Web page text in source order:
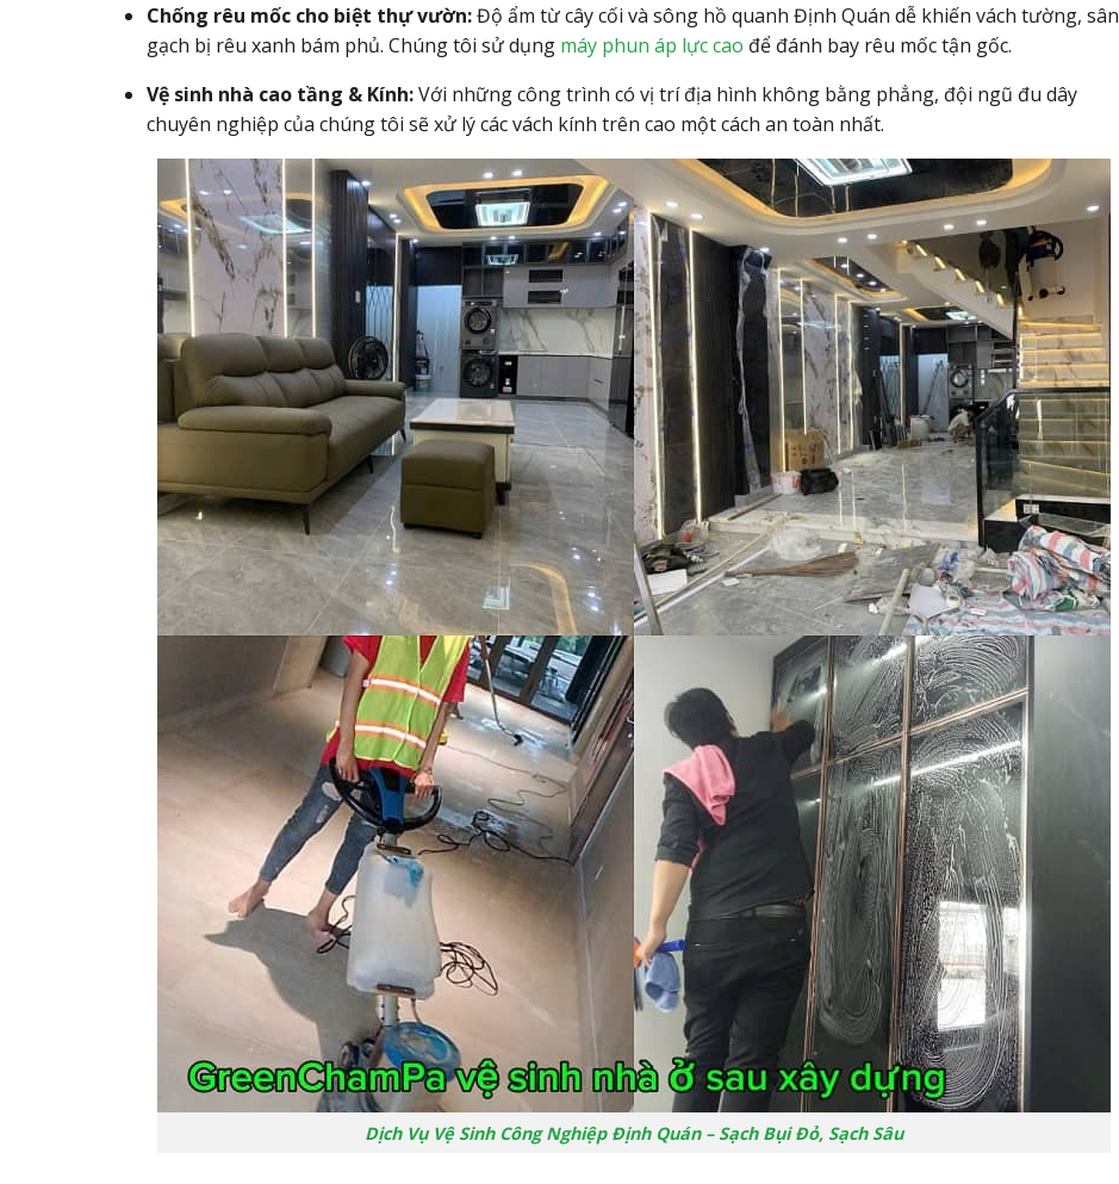
Chống rêu mốc cho biệt thự vườn:Độ ẩm từ cây cối và sông hồ quanh Định Quán dễ khiến vách tường, sân
gạch bị rêu xanh bám phủ. Chúng tôi sử dụng máy phun áp lực cao để đánh bay rêu mốc tận gốc.
Vệ sinh nhà cao tầng & Kính:Với những công trình có vị trí địa hình không bằng phẳng, đội ngũ đu dây
chuyên nghiệp của chúng tôi sẽ xử lý các vách kính trên cao một cách an toàn nhất.
Dịch Vụ Vệ Sinh Công Nghiệp Định Quán – Sạch Bụi Đỏ, Sạch Sâu